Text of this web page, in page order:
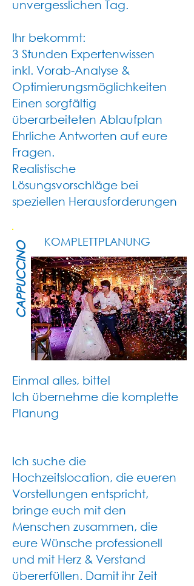
unvergesslichen Tag.
Ihr bekommt:
3 Stunden Expertenwissen
inkl. Vorab-Analyse &
Optimierungsmöglichkeiten
Einen sorgfältig
überarbeiteten Ablaufplan
Ehrliche Antworten auf eure
Fragen.
Realistische
Lösungsvorschläge bei
speziellen Herausforderungen
KOMPLETTPLANUNG
CAPPUCCINO
Einmal alles, bitte!
Ich übernehme die komplette
Planung
Ich suche die
Hochzeitslocation, die eueren
Vorstellungen entspricht,
bringe euch mit den
Menschen zusammen, die
eure Wünsche professionell
und mit Herz & Verstand
übererfüllen. Damit ihr Zeit